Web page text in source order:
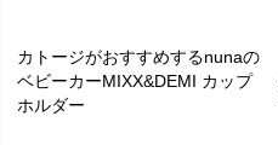
カトージがおすすめするnunaの
ベビーカーMIXX&DEMI カップ
ホルダー